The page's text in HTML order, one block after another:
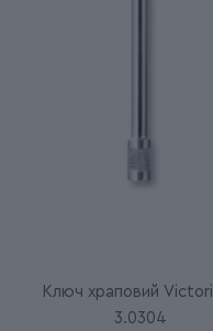
Ключ храповий
3.0304